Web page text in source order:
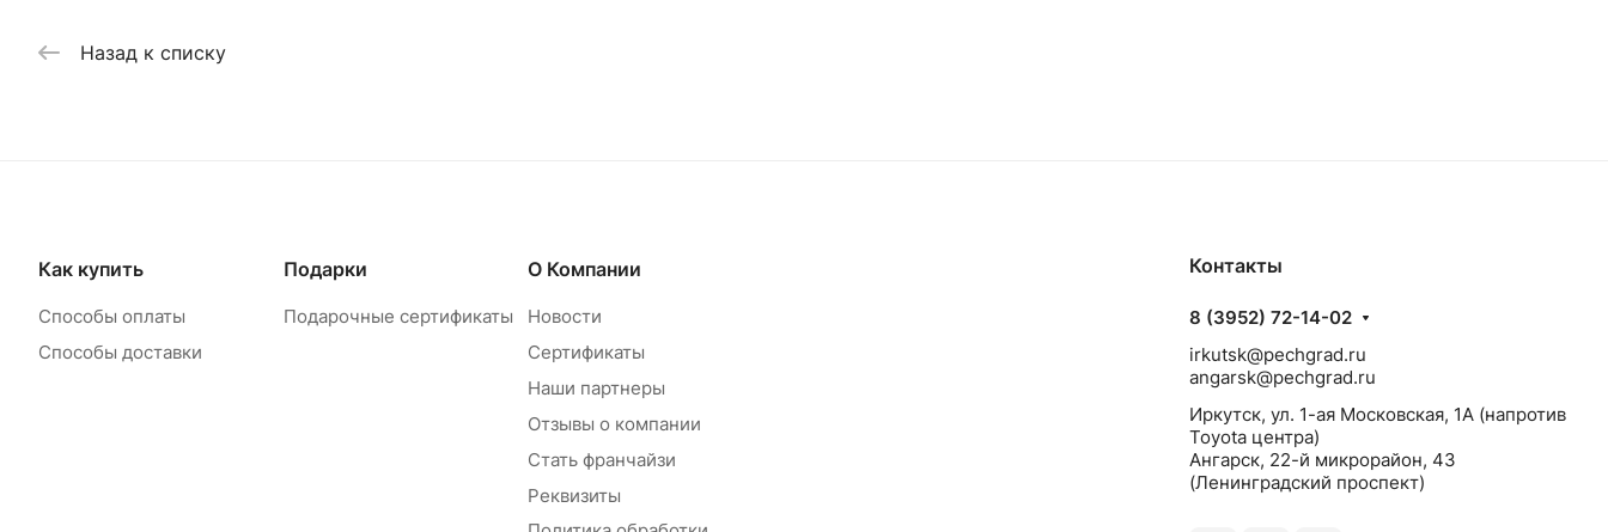
Назад к списку
Как купить
Способы оплаты
Способы доставки
Подарки
Подарочные сертификаты
О Компании
Новости
Сертификаты
Наши партнеры
Отзывы о компании
Стать франчайзи
Реквизиты
Контакты
8 (3952) 72-14-02
irkutsk@pechgrad.ru
angarsk@pechgrad.ru
Иркутск, ул. 1-ая Московская, 1А (напротив
Toyota центра)
Ангарск, 22-й микрорайон, 43
(Ленинградский проспект)